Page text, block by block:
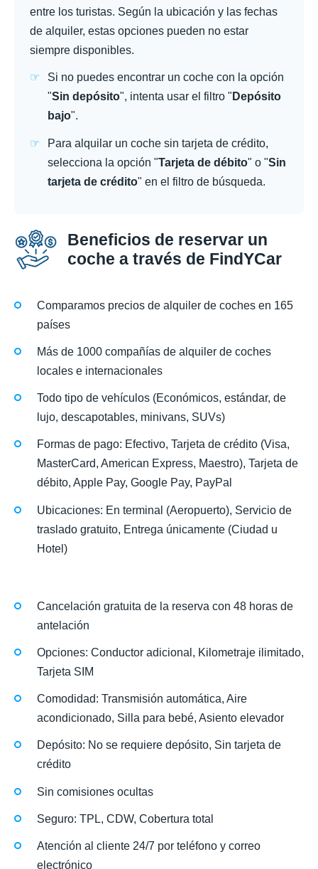
entre los turistas. Según la ubicación y las fechas
de alquiler, estas opciones pueden no estar
siempre disponibles.
Si no puedes encontrar un coche con la opción
"Sin depósito", intenta usar el filtro " Depósito
bajo".
Para alquilar un coche sin tarjeta de crédito,
selecciona la opción "Tarjeta de débito" o "Sin
tarjeta de crédito" en el filtro de búsqueda.
Beneficios de reservar un
coche a través de FindYCar
Comparamos precios de alquiler de coches en 165
países
Más de 1000 compañías de alquiler de coches
locales e internacionales
Todo tipo de vehículos (Económicos, estándar, de
lujo, descapotables, minivans, SUVs)
Formas de pago: Efectivo, Tarjeta de crédito (Visa,
MasterCard, American Express, Maestro), Tarjeta de
débito, Apple Pay, Google Pay, PayPal
Ubicaciones: En terminal (Aeropuerto), Servicio de
traslado gratuito, Entrega únicamente (Ciudad u
Hotel)
Cancelación gratuita de la reserva con 48 horas de
antelación
Opciones: Conductor adicional, Kilometraje ilimitado,
Tarjeta SIM
Comodidad: Transmisión automática, Aire
acondicionado, Silla para bebé, Asiento elevador
Depósito: No se requiere depósito, Sin tarjeta de
crédito
Sin comisiones ocultas
Seguro: TPL, CDW, Cobertura total
Atención al cliente 24/7 por teléfono y correo
electrónico